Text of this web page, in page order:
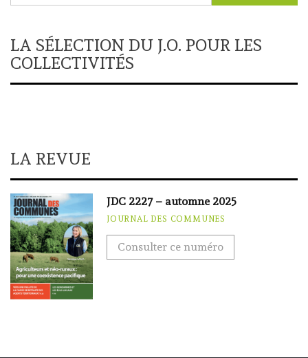
LA SÉLECTION DU J.O. POUR LES
COLLECTIVITÉS
LA REVUE
JDC 2227 – automne 2025
JOURNAL DES COMMUNES
Consulter ce numéro